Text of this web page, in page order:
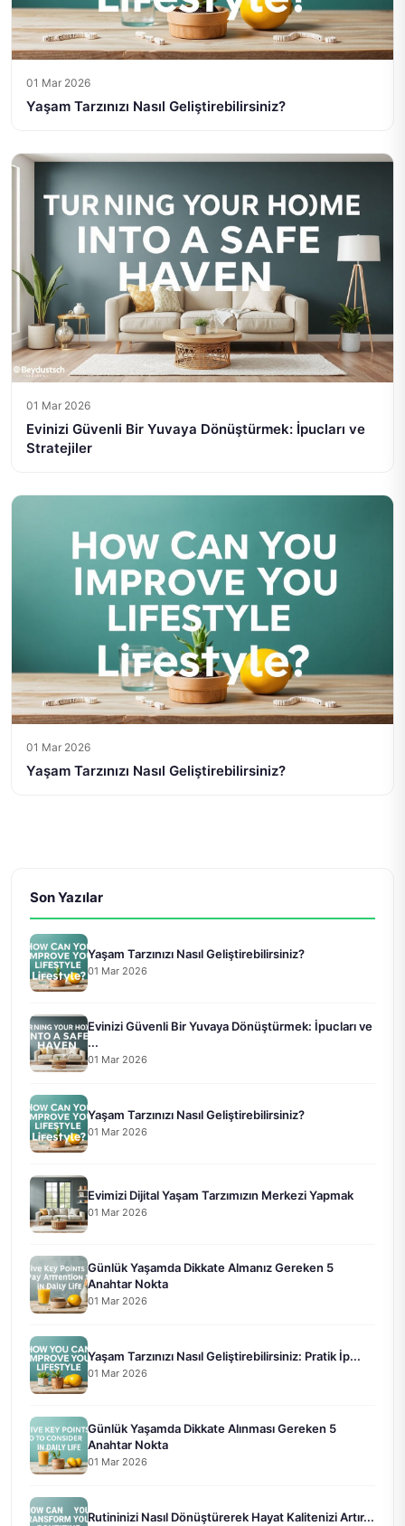
01 Mar 2026
Yaşam Tarzınızı Nasıl Geliştirebilirsiniz?
01 Mar 2026
Evinizi Güvenli Bir Yuvaya Dönüştürmek: İpucları ve
Stratejiler
01 Mar 2026
Yaşam Tarzınızı Nasıl Geliştirebilirsiniz?
Son Yazılar
Yaşam Tarzınızı Nasıl Geliştirebilirsiniz?
01 Mar 2026
Evinizi Güvenli Bir Yuvaya Dönüştürmek: İpucları ve
...
01 Mar 2026
Yaşam Tarzınızı Nasıl Geliştirebilirsiniz?
01 Mar 2026
Evimizi Dijital Yaşam Tarzımızın Merkezi Yapmak
01 Mar 2026
Günlük Yaşamda Dikkate Almanız Gereken 5
Anahtar Nokta
01 Mar 2026
Yaşam Tarzınızı Nasıl Geliştirebilirsiniz: Pratik İp...
01 Mar 2026
Günlük Yaşamda Dikkate Alınması Gereken 5
Anahtar Nokta
01 Mar 2026
Rutininizi Nasıl Dönüştürerek Hayat Kalitenizi Artır...